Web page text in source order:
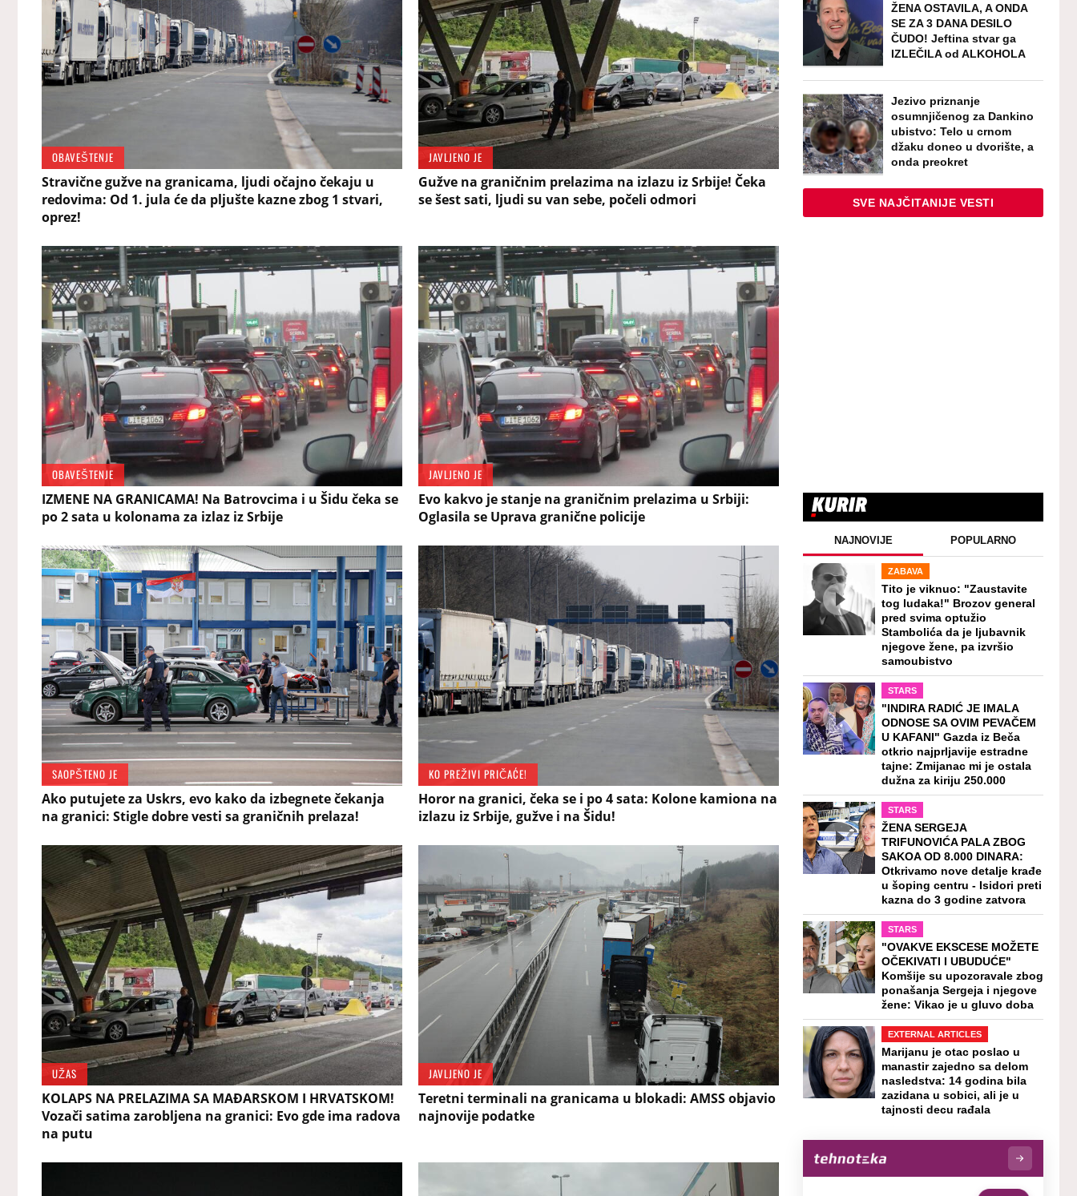
OBAVEŠTENJE
Stravične gužve na granicama, ljudi očajno čekaju u
redovima: Od 1. jula će da pljušte kazne zbog 1 stvari,
oprez!
JAVLJENO JE
Gužve na graničnim prelazima na izlazu iz Srbije! Čeka
se šest sati, ljudi su van sebe, počeli odmori
OBAVEŠTENJE
IZMENE NA GRANICAMA! Na Batrovcima i u Šidu čeka se
po 2 sata u kolonama za izlaz iz Srbije
JAVLJENO JE
Evo kakvo je stanje na graničnim prelazima u Srbiji:
Oglasila se Uprava granične policije
SAOPŠTENO JE
Ako putujete za Uskrs, evo kako da izbegnete čekanja
na granici: Stigle dobre vesti sa graničnih prelaza!
KO PREŽIVI PRIČAĆE!
Horor na granici, čeka se i po 4 sata: Kolone kamiona na
izlazu iz Srbije, gužve i na Šidu!
UŽAS
KOLAPS NA PRELAZIMA SA MAĐARSKOM I HRVATSKOM!
Vozači satima zarobljena na granici: Evo gde ima radova
na putu
JAVLJENO JE
Teretni terminali na granicama u blokadi: AMSS objavio
najnovije podatke
ŽENA OSTAVILA, A ONDA
SE ZA 3 DANA DESILO
ČUDO! Jeftina stvar ga
IZLEČILA od ALKOHOLA
Jezivo priznanje
osumnjičenog za Dankino
ubistvo: Telo u crnom
džaku doneo u dvorište, a
onda preokret
SVE NAJČITANIJE VESTI
NAJNOVIJE POPULARNO
ZABAVA
Tito je viknuo: "Zaustavite
tog ludaka!" Brozov general
pred svima optužio
Stambolića da je ljubavnik
njegove žene, pa izvršio
samoubistvo
STARS
"INDIRA RADIĆ JE IMALA
ODNOSE SA OVIM PEVAČEM
U KAFANI" Gazda iz Beča
otkrio najprljavije estradne
tajne: Zmijanac mi je ostala
dužna za kiriju 250.000
STARS
ŽENA SERGEJA
TRIFUNOVIĆA PALA ZBOG
SAKOA OD 8.000 DINARA:
Otkrivamo nove detalje krađe
u šoping centru - Isidori preti
kazna do 3 godine zatvora
STARS
"OVAKVE EKSCESE MOŽETE
OČEKIVATI I UBUDUĆE"
Komšije su upozoravale zbog
ponašanja Sergeja i njegove
žene: Vikao je u gluvo doba
EXTERNAL ARTICLES
Marijanu je otac poslao u
manastir zajedno sa delom
nasledstva: 14 godina bila
zazidana u sobici, ali je u
tajnosti decu rađala